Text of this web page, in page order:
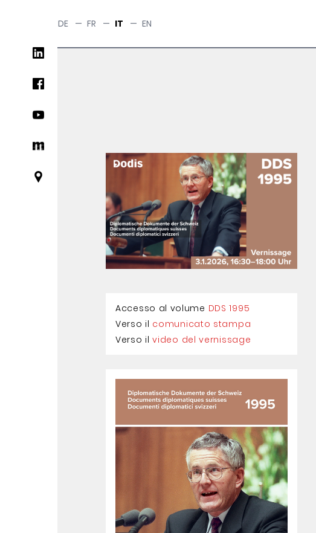
principale
DE — FR — IT — EN
Social
links
Accesso al volume DDS 1995
Verso il comunicato stampa
Verso ilvideo del vernissage